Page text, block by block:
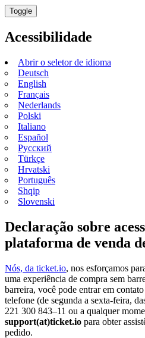
Toggle
Acessibilidade
Abrir o seletor de idioma
Deutsch
English
Français
Nederlands
Polski
Italiano
Español
Русский
Türkçe
Hrvatski
Português
Shqip
Slovenski
Declaração sobre
plataforma de venda
Nós, da ticket.io, nos esforçamos
uma experiência de compra sem
barreira, você pode entrar em
telefone (de segunda a sexta-feira,
221 300 843–11 ou a qualquer
support(at)ticket.io para obter
pedido.